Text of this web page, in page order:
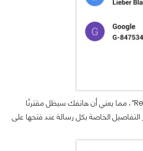
ستظهر لك الآن نافذة تطلب منك أن تبقي هذا الكمبيوتر متصل بالرسائل على هاتفك “Remember this computer”، مما يعني أن هاتفك سيظل مقترنًا
الخاصة بكل رسالة عند فتحها على